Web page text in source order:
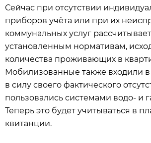
Сейчас при отсутствии
приборов учёта или при их
коммунальных услуг
установленным нормативам,
количества проживающих в
Мобилизованные также входили в
в силу своего фактического
пользовались системами водо- и
Теперь это будет учитываться в
квитанции.